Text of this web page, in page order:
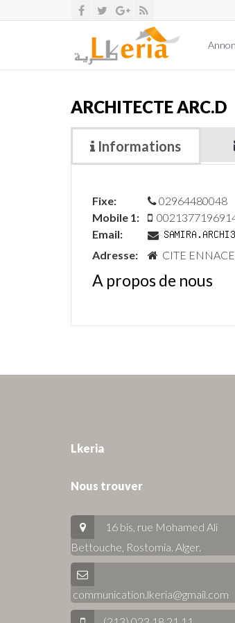
ARCHITECTE ARC.D
Informations
Fixe:
02964480048
Mobile 1:
Email:
Adresse:
CITE
A propos de nous
Lkeria
Nous trouver
16 bis, rue Mohamed Ali
Bettouche, Rostomia. Alger.
communication.lkeria@gmail.com